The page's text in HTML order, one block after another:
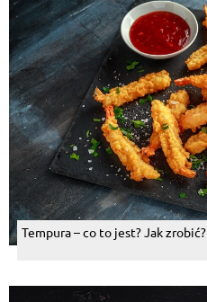
Tempura – co to jest? Jak zrobić?